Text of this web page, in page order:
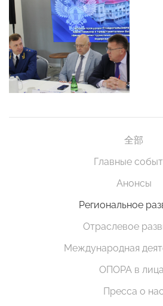
全部
Главные
Анонсы
Региональное
Отраслевое
Международная
ОПОРА в
Пресса о нас